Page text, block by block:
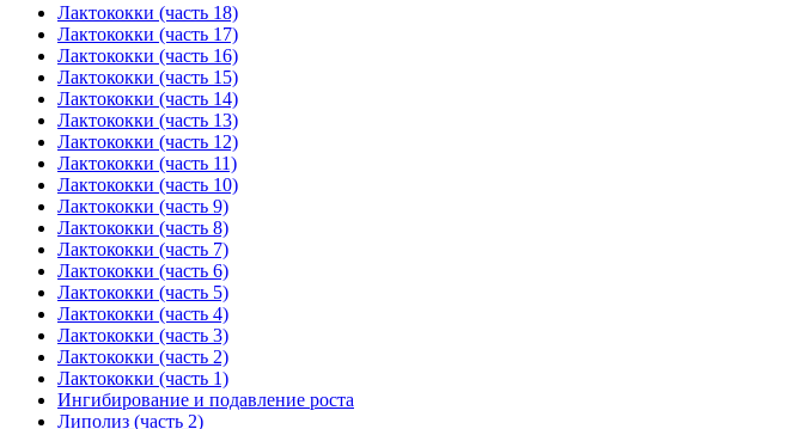
Лактококки (часть 18)
Лактококки (часть 17)
Лактококки (часть 16)
Лактококки (часть 15)
Лактококки (часть 14)
Лактококки (часть 13)
Лактококки (часть 12)
Лактококки (часть 11)
Лактококки (часть 10)
Лактококки (часть 9)
Лактококки (часть 8)
Лактококки (часть 7)
Лактококки (часть 6)
Лактококки (часть 5)
Лактококки (часть 4)
Лактококки (часть 3)
Лактококки (часть 2)
Лактококки (часть 1)
Ингибирование и подавление роста
Липолиз (часть 2)